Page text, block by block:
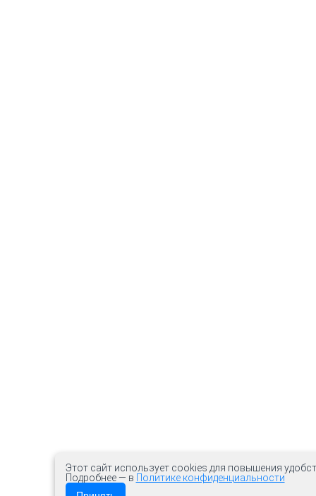
Этот сайт использует cookies для повышения
Подробнее — в Политике конфиденциальности